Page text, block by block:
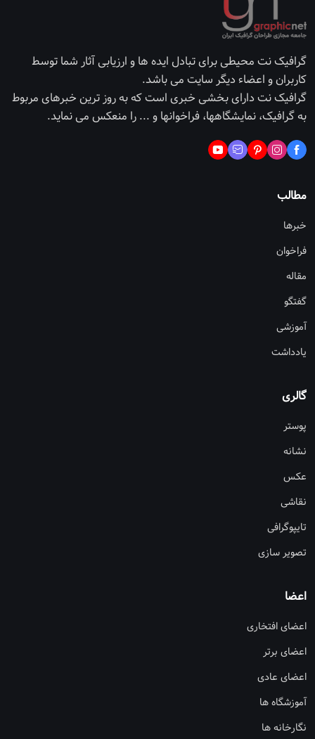
گرافیک نت محیطی برای تبادل ایده ها و ارزیابی آثار شما توسط
کاربران و اعضاء دیگر سایت می باشد.
گرافیک نت دارای بخشی خبری است که به روز ترین خبرهای مربوط
به گرافیک، نمایشگاهها، فراخوانها و ... را منعکس می نماید.
مطالب
خبرها
فراخوان
مقاله
گفتگو
آموزشی
یادداشت
گالری
پوستر
نشانه
عکس
نقاشی
تایپوگرافی
تصویر سازی
اعضا
اعضای افتخاری
اعضای برتر
اعضای عادی
آموزشگاه ها
نگارخانه ها